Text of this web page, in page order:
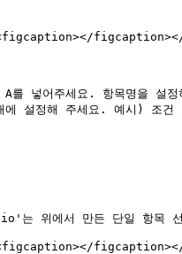
넣어주세요. 항목명을 설정
설정해 주세요. 예시) 조건
위에서 만든 단일 항목 선